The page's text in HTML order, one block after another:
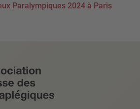
Paralympiques 2024 à Paris